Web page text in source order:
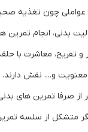
چون تغذیه
بدنی، انجام
و تفریح، معاشرت با
معنویت و.... نقش
از صرفا تمرین های
متشکل از سلسه